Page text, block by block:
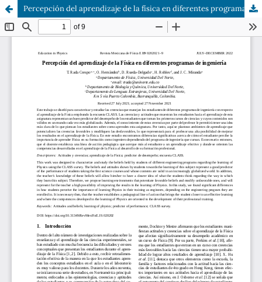
Percepción del aprendizaje de la física en diferentes programas de ingeniería